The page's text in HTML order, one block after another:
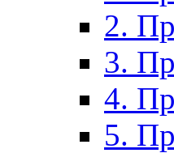
2.
3.
4.
5.